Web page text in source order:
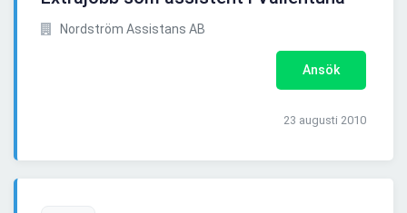
Nordström Assistans AB
Ansök
23 augusti 2010